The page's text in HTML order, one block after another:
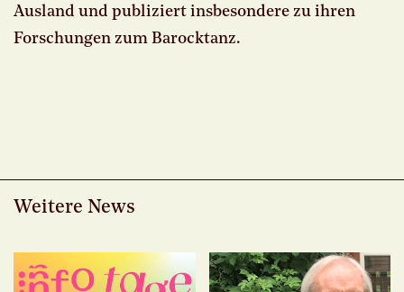
Ausland und publiziert insbesondere zu ihren
Forschungen zum Barocktanz.
Weitere News